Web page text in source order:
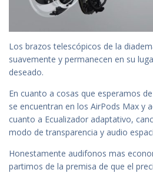
Los brazos telescópicos de la
suavemente y permanecen en su
deseado.
En cuanto a cosas que esperamos
se encuentran en los AirPods Max y
cuanto a Ecualizador adaptativo,
modo de transparencia y audio
Honestamente audifonos mas
partimos de la premisa de que el